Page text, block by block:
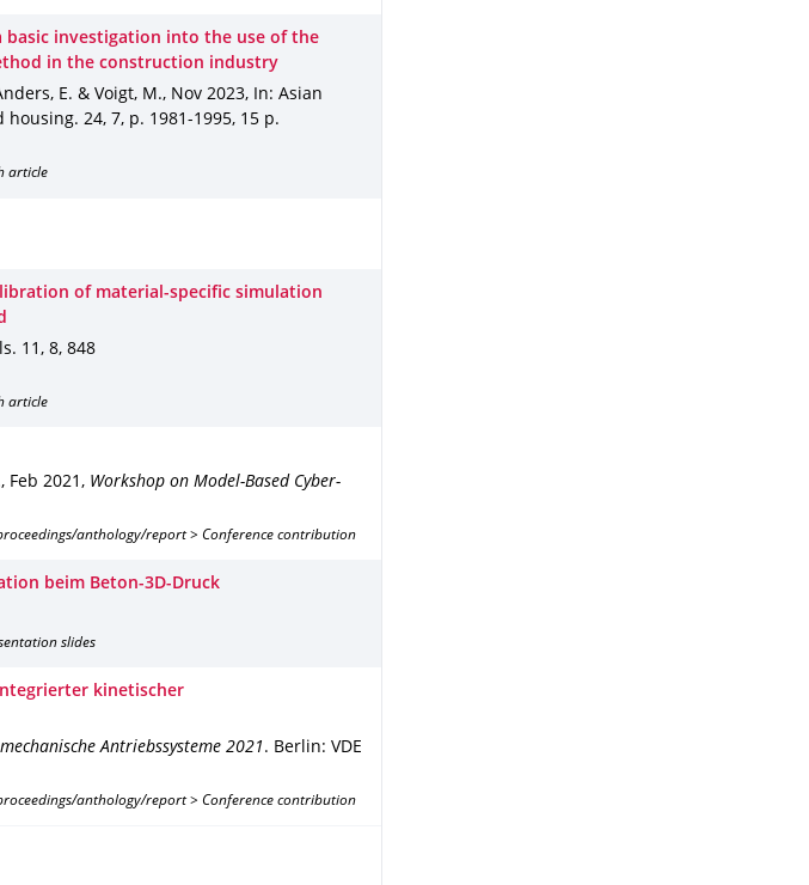
basic investigation into the use of the
in the construction industry
E. & Voigt, M., Nov 2023,
In: Asian
housing. 24, 7, p. 1981-1995, 15 p.
article
of material-specific simulation
. 11 , 8, 848
article
, Feb 2021 , Workshop on Model-Based Cyber-
anthology/report > Conference contribution
beim Beton-3D-Druck
slides
kinetischer
Antriebssysteme 2021 . Berlin: VDE
anthology/report > Conference contribution